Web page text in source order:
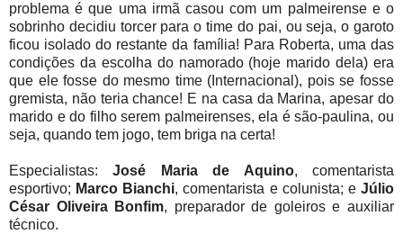
problema é que uma irmã casou com um palmeirense e o
sobrinho decidiu torcer para o time do pai, ou seja, o garoto
ficou isolado do restante da família! Para Roberta, uma das
condições da escolha do namorado (hoje marido dela) era
que ele fosse do mesmo time (Internacional), pois se fosse
gremista, não teria chance! E na casa da Marina, apesar do
marido e do filho serem palmeirenses, ela é são-paulina, ou
seja, quando tem jogo, tem briga na certa!
Especialistas:José Maria de Aquino, comentarista
esportivo; Marco Bianchi, comentarista e colunista; eJúlio
César Oliveira Bonfim, preparador de goleiros e auxiliar
técnico.